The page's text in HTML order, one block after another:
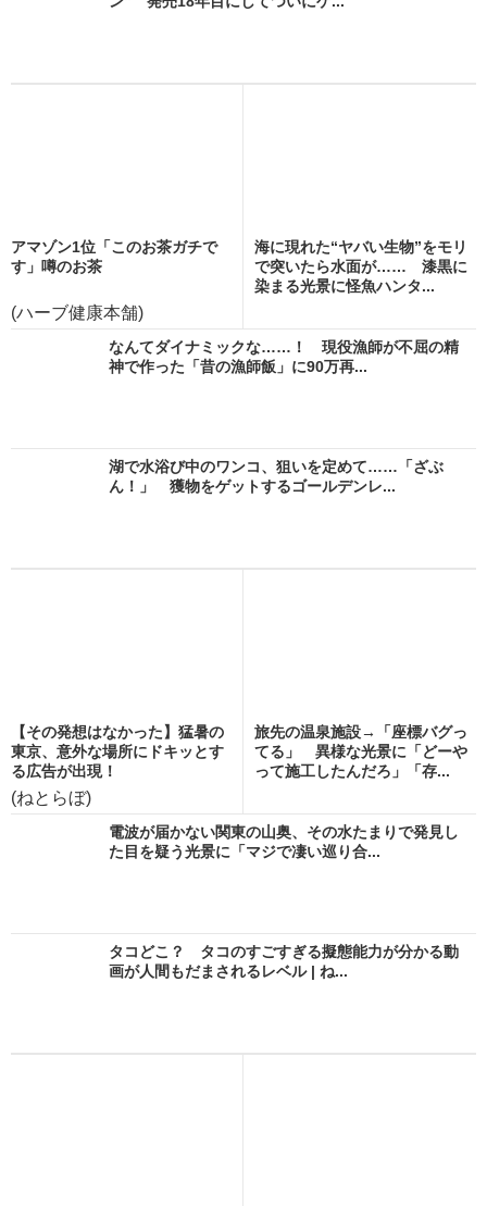
アマゾン1位「このお茶ガチで
す」噂のお茶
(ハーブ健康本舗)
海に現れた“ヤバい生物”をモリ
で突いたら水面が…… 漆黒に
染まる光景に怪魚ハンタ...
なんてダイナミックな……！ 現役漁師が不屈の精
神で作った「昔の漁師飯」に90万再...
湖で水浴び中のワンコ、狙いを定めて……「ざぶ
ん！」 獲物をゲットするゴールデンレ...
【その発想はなかった】猛暑の
東京、意外な場所にドキッとす
る広告が出現！
(ねとらぼ)
旅先の温泉施設→「座標バグっ
てる」 異様な光景に「どーや
って施工したんだろ」「存...
電波が届かない関東の山奥、その水たまりで発見し
た目を疑う光景に「マジで凄い巡り合...
タコどこ？ タコのすごすぎる擬態能力が分かる動
画が人間もだまされるレベル | ね...